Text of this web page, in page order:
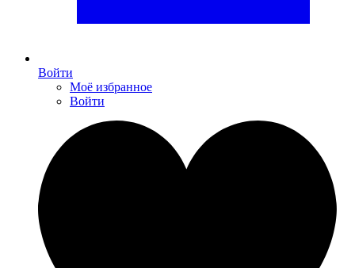
Войти
Моё избранное
Войти